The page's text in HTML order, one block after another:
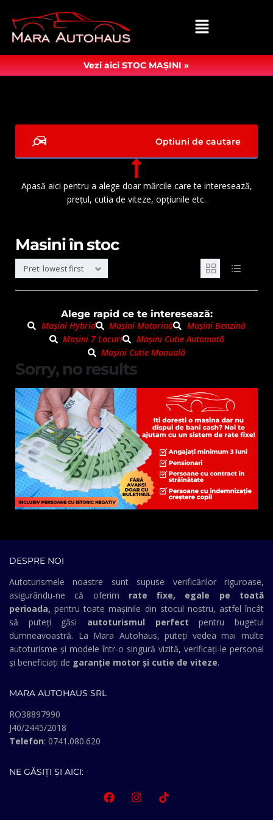
Vezi aici STOC MAȘINI »
Optiuni de cautare
Apasă aici pentru a alege doar mărcile care te interesează,
prețul, cutia de viteze, opțiunile etc.
Masini în stoc
Pret: lowest first
Alege rapid ce te interesează:
Mașini Hybrid
Mașini Motorină
Mașini Benzină
Mașini 7 Locuri
Mașini Cutie Automată
Mașini Cutie Manuală
Sorry, no results
DESPRE NOI
Autoturismele noastre sunt supuse verificărilor riguroase,
asigurându-ne că oferim rate fixe, egale pe toată
perioada, pentru toate mașinile din stocul nostru, astfel încât
să puteți găsi autoturismul perfect pentru bugetul
dumneavoastră. La Mara Autohaus, puteți vedea mai multe
autoturisme și modele într-o singură vizită, verificați-le personal
și beneficiați de garanție motor și cutie de viteze.
MARA AUTOHAUS SRL
RO38897990
J40/2445/2018
Telefon: 0741.080.620
NE GĂSIȚI ȘI AICI: